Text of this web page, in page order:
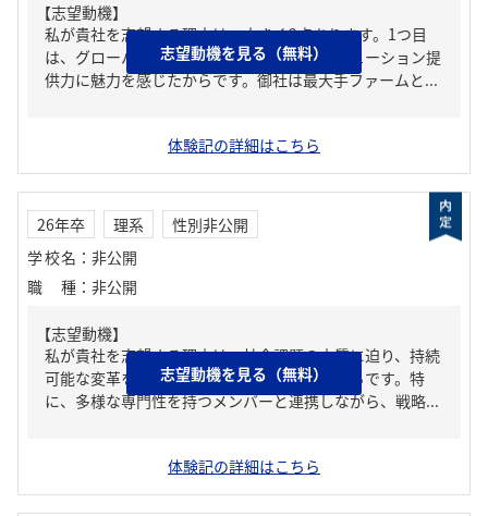
【志望動機】
私が貴社を志望する理由は、大きく2点あります。1つ目
は、グローバルネットワークを活かしたソリューション提
供力に魅力を感じたからです。御社は最大手ファームと...
体験記の詳細はこちら
志望動機を見る（無料）
26年卒 理系
性別非公開
学校名 ： 非公開
職種 ： 非公開
【志望動機】
私が貴社を志望する理由は、社会課題の本質に迫り、持続
可能な変革を生み出す姿勢に強く惹かれたからです。特
に、多様な専門性を持つメンバーと連携しながら、戦略...
体験記の詳細はこちら
志望動機を見る（無料）